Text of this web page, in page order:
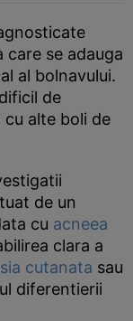
care se adauga
al bolnavului.
de
alte boli de
de un
cu acneea
clara a
cutanata sau
diferentierii